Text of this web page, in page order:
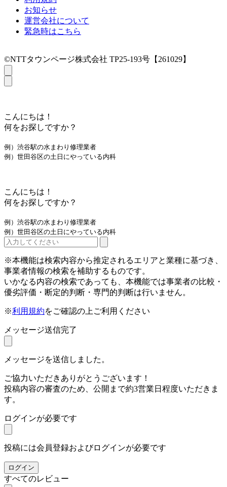
お知らせ
運営会社について
緊急時はこちら
©NTTタウンページ株式会社 TP25-193号【261029】
こんにちは！
何をお探しですか？
例）渋谷駅の水まわり修理業者
例）世田谷区の土日にやっている内科
こんにちは！
何をお探しですか？
例）渋谷駅の水まわり修理業者
例）世田谷区の土日にやっている内科
※本機能は検索内容から推定されるエリアと業種に基づき、
事業者情報の検索を補助するものです。
いかなる内容の検索であっても、本機能では事業者の比較・
優劣評価・断定的判断・専門的判断は行いません。
※利用規約をご確認の上ご利用ください
メッセージ送信完了
メッセージを送信しました。
ご協力いただきありがとうございます！
投稿内容の審査のため、公開まで約3営業日程度いただきま
す。
ログインが必要です
投稿には会員登録およびログインが必要です
ログイン
すべてのレビュー